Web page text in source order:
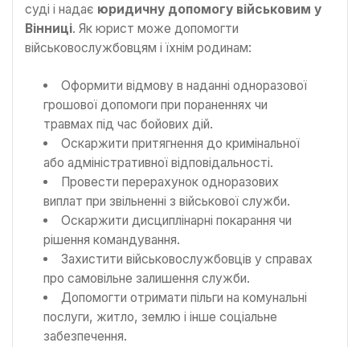
суді і надає юридичну допомогу військовим у
Вінниці. Як юрист може допомогти
військовослужбовцям і їхнім родинам:
Оформити відмову в наданні одноразової
грошової допомоги при пораненнях чи
травмах під час бойових дій.
Оскаржити притягнення до кримінальної
або адміністративної відповідальності.
Провести перерахунок одноразових
виплат при звільненні з військової служби.
Оскаржити дисциплінарні покарання чи
рішення командування.
Захистити військовослужбовців у справах
про самовільне залишення служби.
Допомогти отримати пільги на комунальні
послуги, житло, землю і інше соціальне
забезпечення.